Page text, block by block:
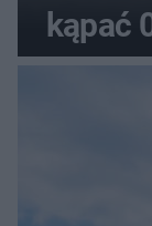
kąpać